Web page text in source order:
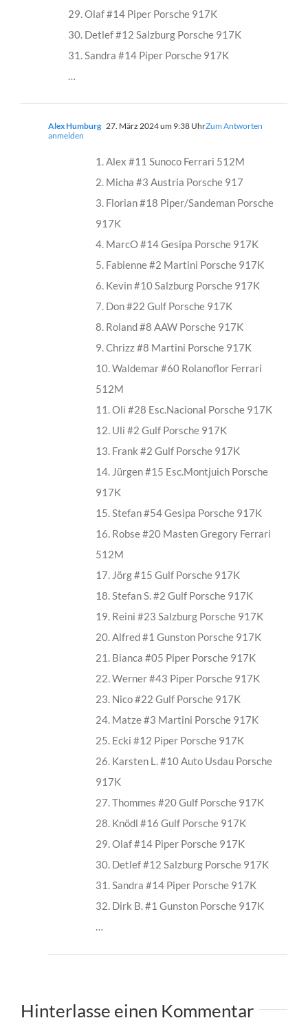
29. Olaf #14 Piper Porsche 917K
30. Detlef #12 Salzburg Porsche 917K
31. Sandra #14 Piper Porsche 917K
…
Alex Humburg 27. März 2024 um 9:38 UhrZum Antworten
anmelden
1. Alex #11 Sunoco Ferrari 512M
2. Micha #3 Austria Porsche 917
3. Florian #18 Piper/Sandeman Porsche
917K
4. MarcO #14 Gesipa Porsche 917K
5. Fabienne #2 Martini Porsche 917K
6. Kevin #10 Salzburg Porsche 917K
7. Don #22 Gulf Porsche 917K
8. Roland #8 AAW Porsche 917K
9. Chrizz #8 Martini Porsche 917K
10. Waldemar #60 Rolanoflor Ferrari
512M
11. Oli #28 Esc.Nacional Porsche 917K
12. Uli #2 Gulf Porsche 917K
13. Frank #2 Gulf Porsche 917K
14. Jürgen #15 Esc.Montjuich Porsche
917K
15. Stefan #54 Gesipa Porsche 917K
16. Robse #20 Masten Gregory Ferrari
512M
17. Jörg #15 Gulf Porsche 917K
18. Stefan S. #2 Gulf Porsche 917K
19. Reini #23 Salzburg Porsche 917K
20. Alfred #1 Gunston Porsche 917K
21. Bianca #05 Piper Porsche 917K
22. Werner #43 Piper Porsche 917K
23. Nico #22 Gulf Porsche 917K
24. Matze #3 Martini Porsche 917K
25. Ecki #12 Piper Porsche 917K
26. Karsten L. #10 Auto Usdau Porsche
917K
27. Thommes #20 Gulf Porsche 917K
28. Knödl #16 Gulf Porsche 917K
29. Olaf #14 Piper Porsche 917K
30. Detlef #12 Salzburg Porsche 917K
31. Sandra #14 Piper Porsche 917K
32. Dirk B. #1 Gunston Porsche 917K
…
Hinterlasse einen Kommentar